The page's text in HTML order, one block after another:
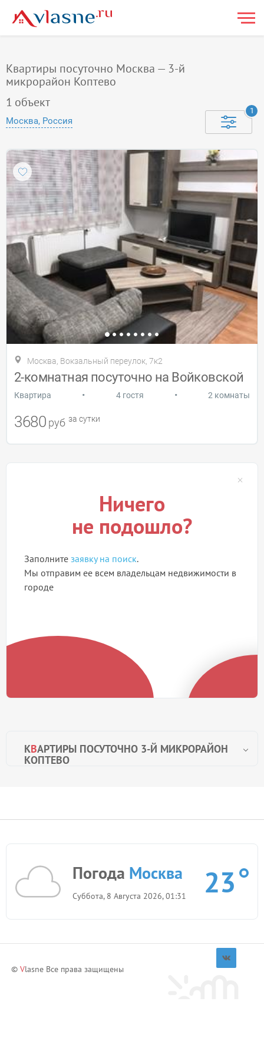
Квартиры посуточно Москва — 3-й
микрорайон Коптево
1 объект
Москва, Россия
1
КВАРТИРЫ ПОСУТОЧНО 3-Й МИКРОРАЙОН
КОПТЕВО
Москва, Вокзальный переулок, 7к2
2-комнатная посуточно на Войковской
Квартира • 4 гостя • 2 комнаты
3680 руб за сутки
Ничего
не подошло?
Заполните заявку на поиск.
Мы отправим ее всем владельцам недвижимости в
городе
Погода Москва
Суббота, 8 Августа 2026, 01:31 23
© Vlasne Все права защищены